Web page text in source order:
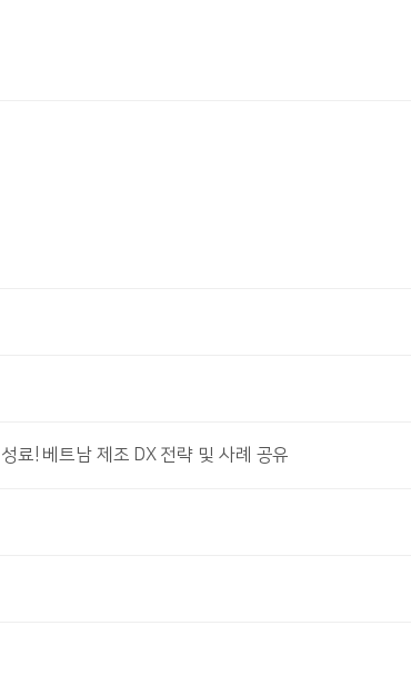
! 베트남 제조 DX 전략 및 사례 공유